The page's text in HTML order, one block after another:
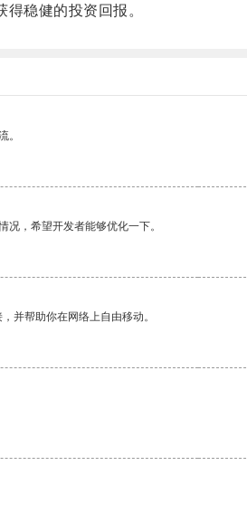
稳健的投资回报。
。
，希望开发者能够优化一下。
并帮助你在网络上自由移动。